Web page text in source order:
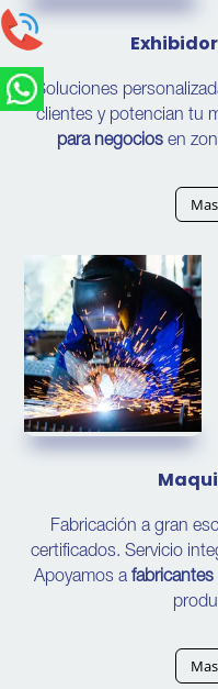
Soluciones
clientes y potencian tu
para negociosen
Fabricación a gran
certificados. Servicio
Apoyamos a fabricantes